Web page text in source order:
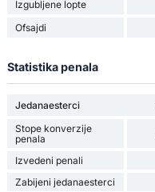
Izgubljene lopte
Ofsajdi
Statistika penala
Jedanaesterci
Stope konverzije
penala
Izvedeni penali
Zabijeni jedanaesterci